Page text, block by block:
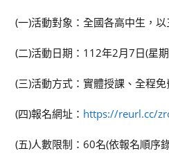
(一)活動對象：全國各高中生，
(二)活動日期：112年2月7日(星期
(三)活動方式：實體授課、全程免
(四)報名網址： https://reurl.cc/
(五)人數限制：60名(依報名順序